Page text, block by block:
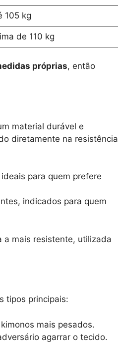
105 kg
de 110 kg
próprias, então
material durável e
diretamente na resistência
para quem prefere
indicados para quem
a mais resistente, utilizada
tipos principais:
mais pesados.
agarrar o tecido.